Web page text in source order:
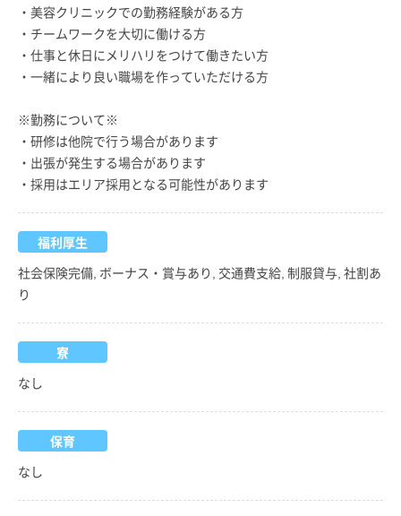
・美容クリニックでの勤務経験がある方
・チームワークを大切に働ける方
・仕事と休日にメリハリをつけて働きたい方
・一緒により良い職場を作っていただける方
※勤務について※
・研修は他院で行う場合があります
・出張が発生する場合があります
・採用はエリア採用となる可能性があります
福利厚生
社会保険完備, ボーナス・賞与あり, 交通費支給, 制服貸与, 社割あ
り
寮
なし
保育
なし